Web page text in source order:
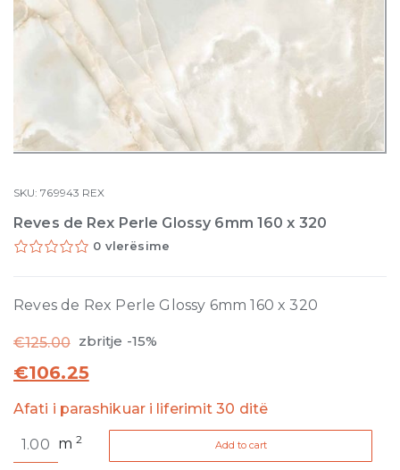
SKU:769943 REX
Reves de Rex Perle Glossy 6mm 160 x 320
0 vlerësime
Reves de Rex Perle Glossy 6mm 160 x 320
€125.00 zbritje -15%
€106.25
Afati i parashikuar i liferimit 30 ditë
de
m2 Add to cart